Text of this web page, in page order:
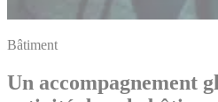
Bâtiment
Un accompagnement